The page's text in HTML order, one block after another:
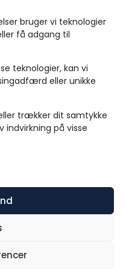
bruger vi teknologier
få adgang til
teknologier, kan vi
eller unikke
trækker dit samtykke
indvirkning på visse
vores særlige
kan kontakte os